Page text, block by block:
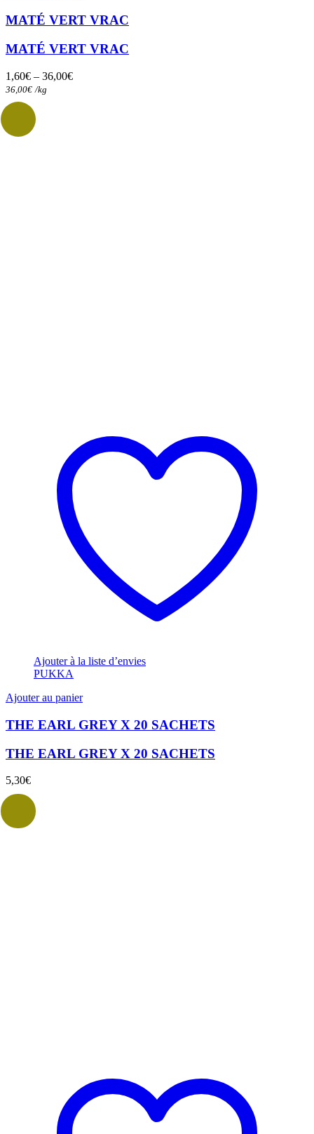
a
variations.
Les
MATÉ VERT VRAC
MATÉ VERT VRAC
1,60€ – 36,00€
36,00€ /kg
Ajouter à la liste d’envies
PUKKA
Ajouter au panier
THE EARL GREY X 20 SACHETS
THE EARL GREY X 20 SACHETS
5,30€